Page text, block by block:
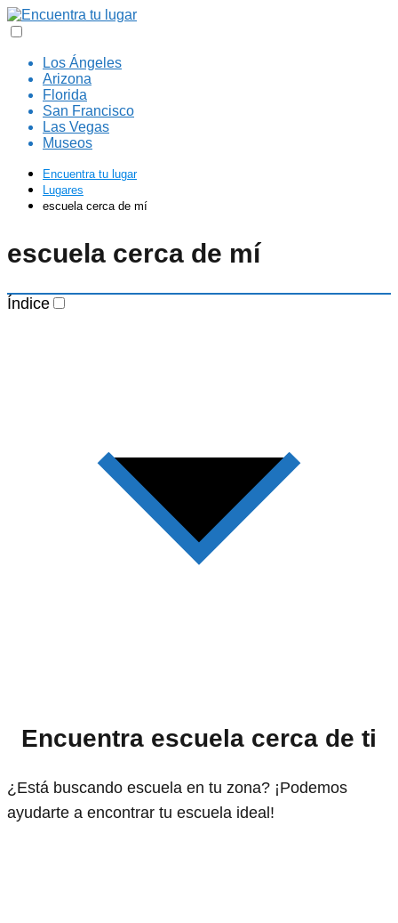
Los Ángeles
Arizona
Florida
San Francisco
Las Vegas
Museos
Encuentra tu lugar
Lugares
escuela cerca de mí
escuela cerca de mí
Índice
Encuentra escuela cerca de ti
¿Está buscando escuela en tu zona? ¡Podemos
ayudarte a encontrar tu escuela ideal!